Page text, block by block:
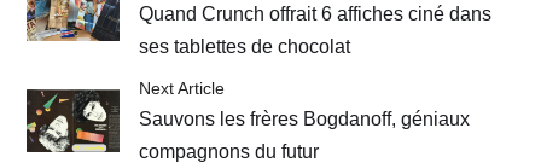
Quand Crunch offrait 6 affiches ciné dans
ses tablettes de chocolat
Next Article
Sauvons les frères Bogdanoff, géniaux
compagnons du futur